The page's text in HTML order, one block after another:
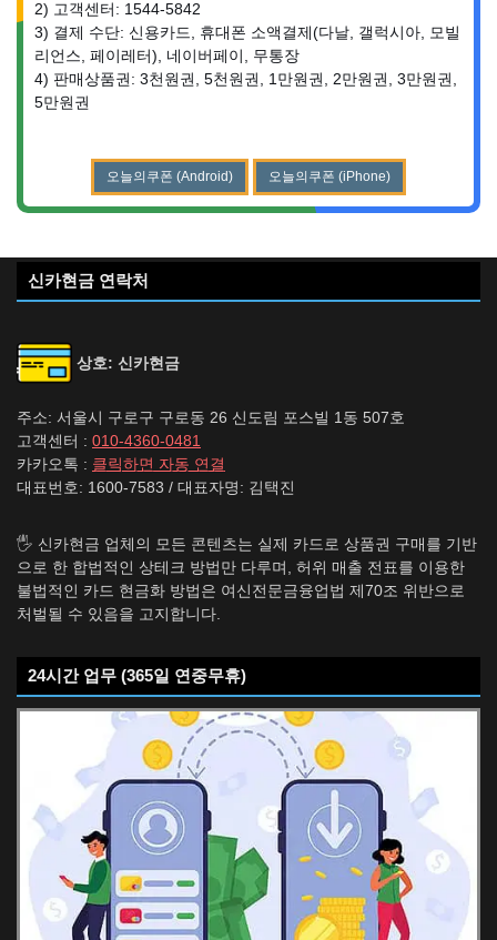
2) 고객센터: 1544-5842
3) 결제 수단: 신용카드, 휴대폰 소액결제(다날, 갤럭시아, 모빌
리언스, 페이레터), 네이버페이, 무통장
4) 판매상품권: 3천원권, 5천원권, 1만원권, 2만원권, 3만원권,
5만원권
오늘의쿠폰 (Android) 오늘의쿠폰 (iPhone)
신카현금 연락처
상호: 신카현금
주소: 서울시 구로구 구로동 26 신도림 포스빌 1동 507호
고객센터 : 010-4360-0481
카카오톡 : 클릭하면 자동 연결
대표번호: 1600-7583 / 대표자명: 김택진
🖐️ 신카현금 업체의 모든 콘텐츠는 실제 카드로 상품권 구매를 기반
으로 한 합법적인 상테크 방법만 다루며, 허위 매출 전표를 이용한
불법적인 카드 현금화 방법은 여신전문금융업법 제70조 위반으로
처벌될 수 있음을 고지합니다.
24시간 업무 (365일 연중무휴)